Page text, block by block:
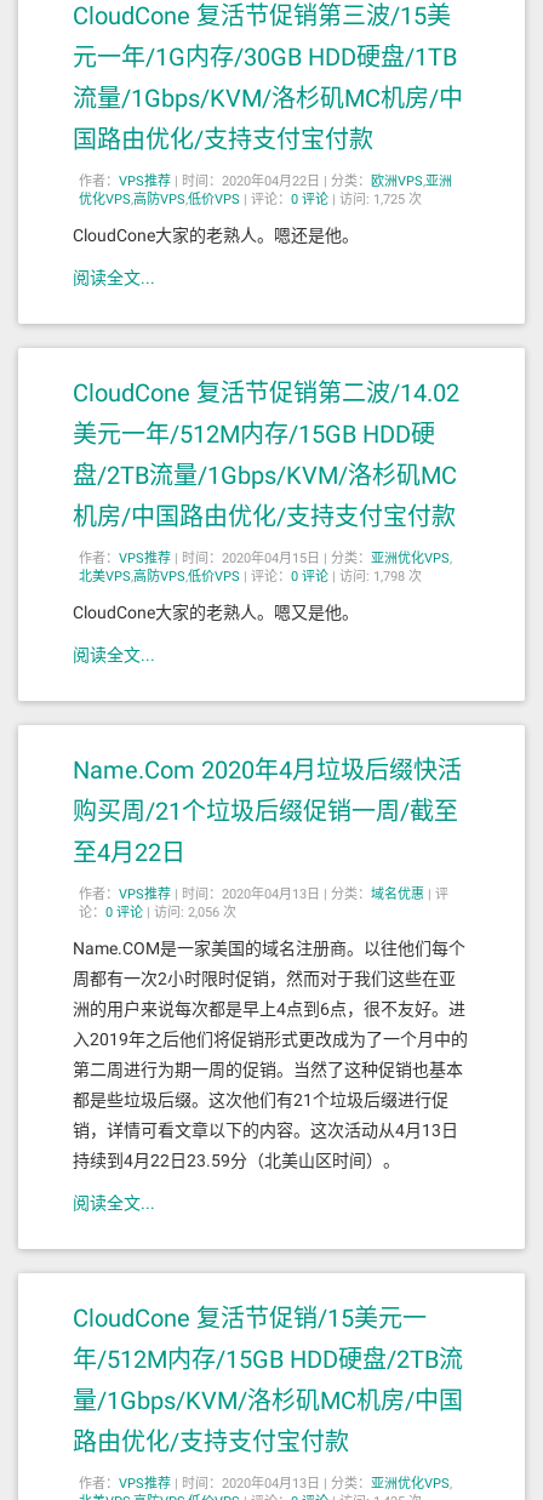
CloudCone 复活节促销第三波/15美
元一年/1G内存/30GB HDD硬盘/1TB
流量/1Gbps/KVM/洛杉矶MC机房/中
国路由优化/支持支付宝付款
作者： VPS推荐 | 时间：2020年04月22日 | 分类： 欧洲VPS,亚洲
优化VPS,高防VPS,低价VPS | 评论： 0 评论 | 访问: 1,725 次
CloudCone大家的老熟人。嗯还是他。
阅读全文...
CloudCone 复活节促销第二波/14.02
美元一年/512M内存/15GB HDD硬
盘/2TB流量/1Gbps/KVM/洛杉矶MC
机房/中国路由优化/支持支付宝付款
作者： VPS推荐 | 时间：2020年04月15日 | 分类： 亚洲优化VPS,
北美VPS,高防VPS,低价VPS | 评论： 0 评论 | 访问: 1,798 次
CloudCone大家的老熟人。嗯又是他。
阅读全文...
Name.Com 2020年4月垃圾后缀快活
购买周/21个垃圾后缀促销一周/截至
至4月22日
作者： VPS推荐 | 时间：2020年04月13日 | 分类： 域名优惠 | 评
论： 0 评论 | 访问: 2,056 次
Name.COM是一家美国的域名注册商。以往他们每个
周都有一次2小时限时促销，然而对于我们这些在亚
洲的用户来说每次都是早上4点到6点，很不友好。进
入2019年之后他们将促销形式更改成为了一个月中的
第二周进行为期一周的促销。当然了这种促销也基本
都是些垃圾后缀。这次他们有21个垃圾后缀进行促
销，详情可看文章以下的内容。这次活动从4月13日
持续到4月22日23.59分（北美山区时间）。
阅读全文...
CloudCone 复活节促销/15美元一
年/512M内存/15GB HDD硬盘/2TB流
量/1Gbps/KVM/洛杉矶MC机房/中国
路由优化/支持支付宝付款
作者： VPS推荐 | 时间：2020年04月13日 | 分类： 亚洲优化VPS,